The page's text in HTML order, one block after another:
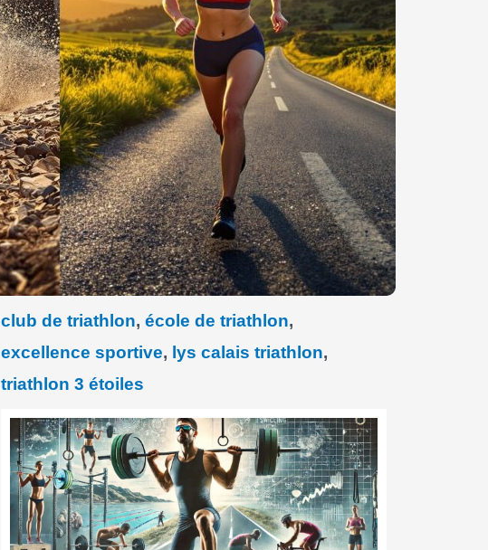
club de triathlon, école de triathlon,
excellence sportive, lys calais triathlon,
triathlon 3 étoiles